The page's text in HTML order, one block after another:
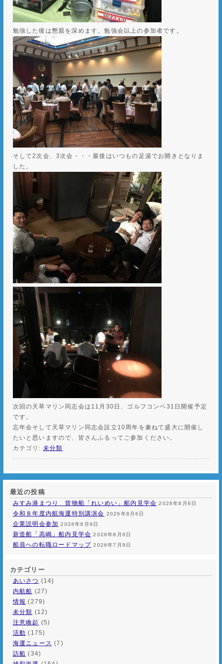
勉強した後は懇親を深めます。勉強会以上の参加者です。
そして2次会、3次会・・・最後はいつもの足湯でお開きとなりま
した。
次回の天草マリン同志会は11月30日、ゴルフコンペ31日開催予定
です。
忘年会そして天草マリン同志会設立10周年を兼ねて盛大に開催し
たいと思いますので、皆さんふるってご参加ください。
カテゴリ: 未分類
最近の投稿
みすみ港まつり 貨物船「れいめい」船内見学会 2026年8月6日
令和８年度内航海運特別講演会 2026年8月6日
企業説明会参加 2026年8月6日
新造船「高嶋」船内見学会 2026年8月6日
船員への転職ロードマップ 2026年7月9日
カテゴリー
あいさつ (14)
内航船 (27)
情報 (279)
未分類 (12)
注意喚起 (5)
活動 (175)
海運ニュース (7)
訪船 (34)